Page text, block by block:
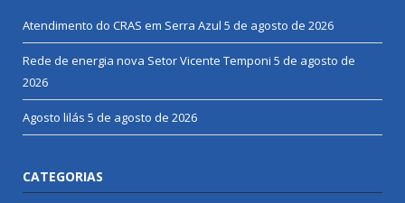
Atendimento do CRAS em Serra Azul 5 de agosto de 2026
Rede de energia nova Setor Vicente Temponi 5 de agosto de
2026
Agosto lilás 5 de agosto de 2026
CATEGORIAS